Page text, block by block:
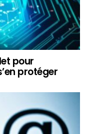
pour
protéger